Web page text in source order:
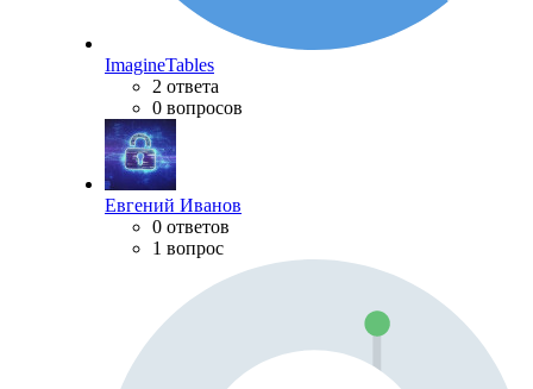
ImagineTables
2 ответа
0 вопросов
Евгений Иванов
0 ответов
1 вопрос